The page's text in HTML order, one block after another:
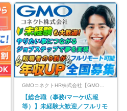
GMOコネクトHR株式会社【GMOインターネットグループ】
【総合職（事務/マーケ/広報
等）】未経験大歓迎／フルリモ